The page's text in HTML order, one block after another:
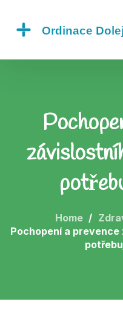
Home
Pochopení a